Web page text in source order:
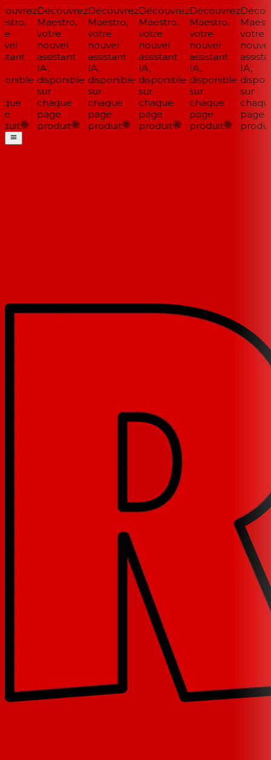
Découvrez
Maestro,
votre
nouvel
assistant
IA,
disponible
sur
chaque
page
produit
Découvrez
Maestro,
votre
nouvel
assistant
IA,
disponible
sur
chaque
page
produit
Découvrez
Maestro,
votre
nouvel
assistant
IA,
disponible
sur
chaque
page
produit
Découvrez
Maestro,
votre
nouvel
assistant
IA,
disponible
sur
chaque
page
produit
votre
nouvel
IA,
sur
chaque
page
produit